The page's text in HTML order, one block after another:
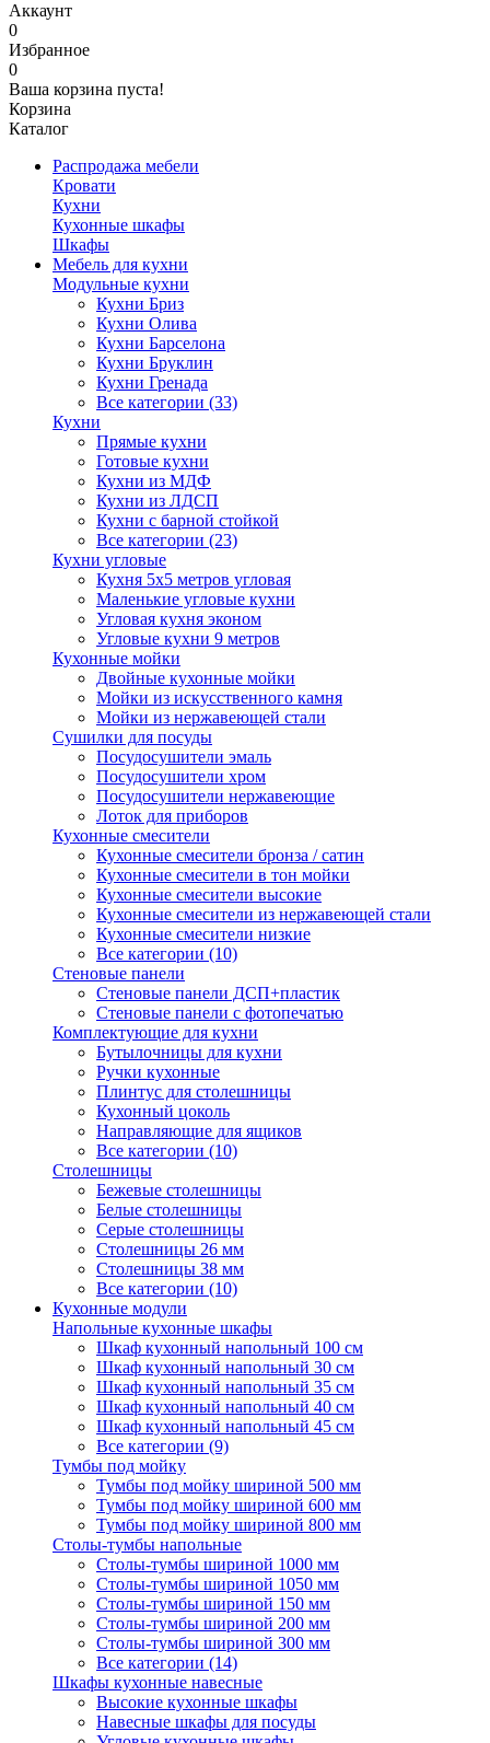
Аккаунт
0
Избранное
0
Ваша корзина пуста!
Корзина
Каталог
Распродажа мебели
Кровати
Кухни
Кухонные шкафы
Шкафы
Мебель для кухни
Модульные кухни
Кухни Бриз
Кухни Олива
Кухни Барселона
Кухни Бруклин
Кухни Гренада
Все категории (33)
Кухни
Прямые кухни
Готовые кухни
Кухни из МДФ
Кухни из ЛДСП
Кухни с барной стойкой
Все категории (23)
Кухни угловые
Кухня 5х5 метров угловая
Маленькие угловые кухни
Угловая кухня эконом
Угловые кухни 9 метров
Кухонные мойки
Двойные кухонные мойки
Мойки из искусственного камня
Мойки из нержавеющей стали
Сушилки для посуды
Посудосушители эмаль
Посудосушители хром
Посудосушители нержавеющие
Лоток для приборов
Кухонные смесители
Кухонные смесители бронза / сатин
Кухонные смесители в тон мойки
Кухонные смесители высокие
Кухонные смесители из нержавеющей стали
Кухонные смесители низкие
Все категории (10)
Стеновые панели
Стеновые панели ДСП+пластик
Стеновые панели с фотопечатью
Комплектующие для кухни
Бутылочницы для кухни
Ручки кухонные
Плинтус для столешницы
Кухонный цоколь
Направляющие для ящиков
Все категории (10)
Столешницы
Бежевые столешницы
Белые столешницы
Серые столешницы
Столешницы 26 мм
Столешницы 38 мм
Все категории (10)
Кухонные модули
Напольные кухонные шкафы
Шкаф кухонный напольный 100 см
Шкаф кухонный напольный 30 см
Шкаф кухонный напольный 35 см
Шкаф кухонный напольный 40 см
Шкаф кухонный напольный 45 см
Все категории (9)
Тумбы под мойку
Тумбы под мойку шириной 500 мм
Тумбы под мойку шириной 600 мм
Тумбы под мойку шириной 800 мм
Столы-тумбы напольные
Столы-тумбы шириной 1000 мм
Столы-тумбы шириной 1050 мм
Столы-тумбы шириной 150 мм
Столы-тумбы шириной 200 мм
Столы-тумбы шириной 300 мм
Все категории (14)
Шкафы кухонные навесные
Высокие кухонные шкафы
Навесные шкафы для посуды